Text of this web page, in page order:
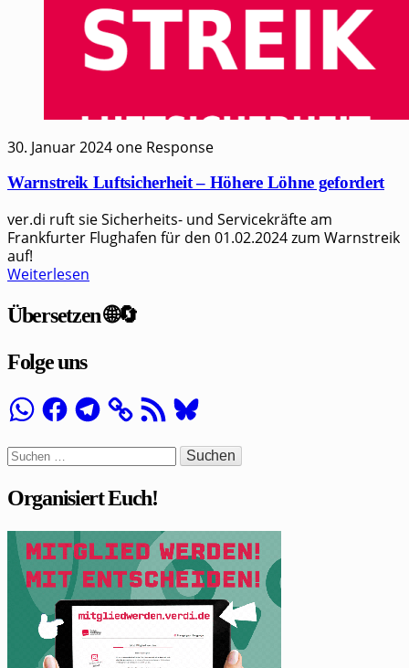
30. Januar 2024 one Response
Warnstreik Luftsicherheit – Höhere Löhne gefordert
ver.di ruft sie Sicherheits- und Servicekräfte am
Frankfurter Flughafen für den 01.02.2024 zum Warnstreik
auf!
Weiterlesen
Übersetzen 🌐🔄
Folge uns
WhatsApp
FacebookTelegram RSS-
Feed
Bluesky
Suchen
nach:
Organisiert Euch!